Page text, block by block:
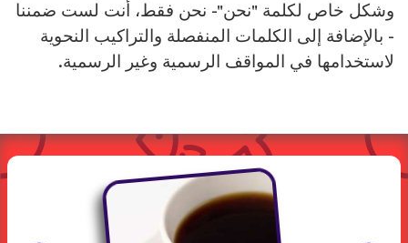
وشكل خاص لكلمة "نحن"- نحن فقط، أنت لست ضمننا
- بالإضافة إلى الكلمات المنفصلة والتراكيب النحوية
لاستخدامها في المواقف الرسمية وغير الرسمية.